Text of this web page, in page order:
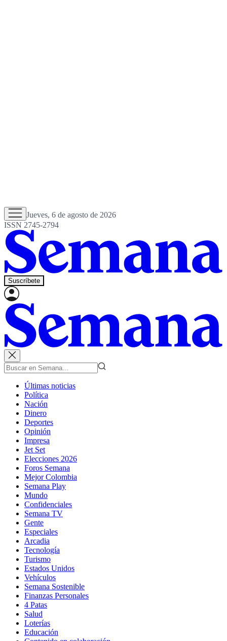
Jueves, 6 de agosto de 2026
ISSN 2745-2794
Suscríbete
Últimas noticias
Política
Nación
Dinero
Deportes
Opinión
Impresa
Jet Set
Elecciones 2026
Foros Semana
Mejor Colombia
Semana Play
Mundo
Confidenciales
Semana TV
Gente
Especiales
Arcadia
Tecnología
Turismo
Estados Unidos
Vehículos
Semana Sostenible
Finanzas Personales
4 Patas
Salud
Loterías
Educación